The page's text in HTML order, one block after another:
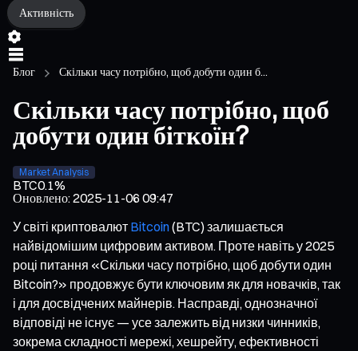
Активність
Блог Скільки часу потрібно, щоб добути один б...
Скільки часу потрібно, щоб
добути один біткоїн?
Market Analysis
BTC0.1%
Оновлено:2025-11-06 09:47
У світі криптовалют Bitcoin(BTC) залишається
найвідомішим цифровим активом. Проте навіть у 2025
році питання «Скільки часу потрібно, щоб добути один
Bitcoin?» продовжує бути ключовим як для новачків, так
і для досвідчених майнерів. Насправді, однозначної
відповіді не існує — усе залежить від низки чинників,
зокрема складності мережі, хешрейту, ефективності